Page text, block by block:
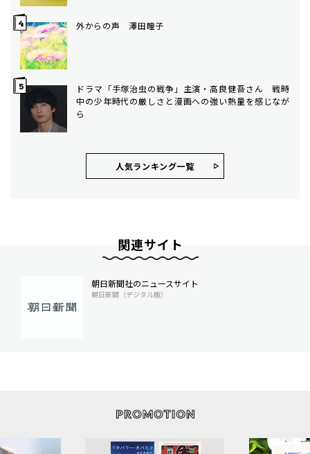
外からの声 澤田瞳子
ドラマ「手塚治虫の戦争」主演・高良健吾さん 戦時
中の少年時代の厳しさと漫画への強い熱量を感じなが
ら
人気ランキング⼀覧
関連サイト
朝日新聞社のニュースサイト
朝日新聞（デジタル版）